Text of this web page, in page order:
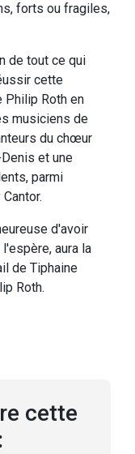
forts ou fragiles,
de tout ce qui
cette
Philip Roth en
musiciens de
du chœur
et une
parmi
d'avoir
aura la
de Tiphaine
Roth.
cette